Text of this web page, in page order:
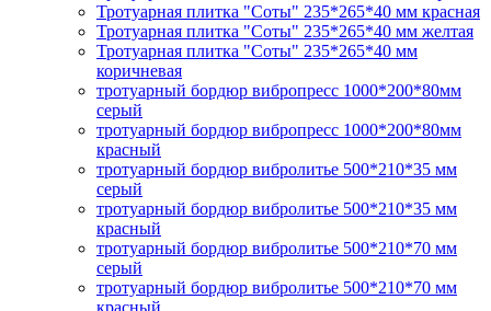
Тротуарная плитка "Соты" 235*265*40 мм красная
Тротуарная плитка "Соты" 235*265*40 мм желтая
Тротуарная плитка "Соты" 235*265*40 мм
коричневая
тротуарный бордюр вибропресс 1000*200*80мм
серый
тротуарный бордюр вибропресс 1000*200*80мм
красный
тротуарный бордюр вибролитье 500*210*35 мм
серый
тротуарный бордюр вибролитье 500*210*35 мм
красный
тротуарный бордюр вибролитье 500*210*70 мм
серый
тротуарный бордюр вибролитье 500*210*70 мм
красный